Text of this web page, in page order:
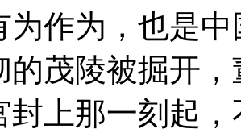
为作为，也是
的茂陵被掘开
封上那一刻起